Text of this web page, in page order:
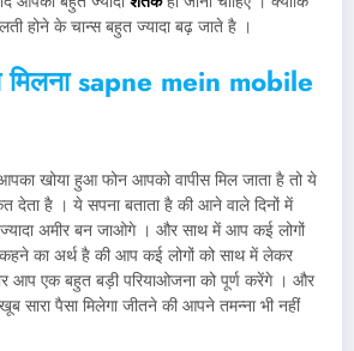
होने के चान्स बहुत ज्यादा बढ़ जाते है ।
sapne mein mobile
खोया हुआ फोन आपको वापीस मिल जाता है तो ये
है । ये सपना बताता है की आने वाले दिनों में
अमीर बन जाओगे । और साथ में आप कई लोगों
कहने का अर्थ है की आप कई लोगों को साथ में लेकर
आप एक बहुत बड़ी परियाओजना को पूर्ण करेंगे । और
सारा पैसा मिलेगा जीतने की आपने तमन्ना भी नहीं